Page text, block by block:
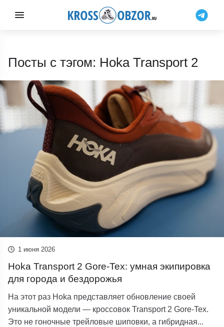
Посты с тэгом: Hoka Transport 2
1 июня 2026
Hoka Transport 2 Gore-Tex: умная экипировка
для города и бездорожья
На этот раз Hoka представляет обновление своей
уникальной модели — кроссовок Transport 2 Gore-Tex.
Это не гоночные трейловые шиповки, а гибридная...